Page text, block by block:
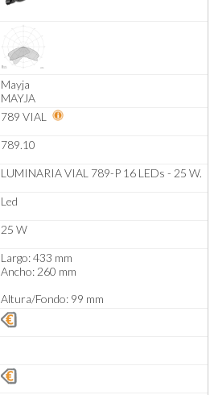
Mayja
MAYJA
789 VIAL
789.10
LUMINARIA VIAL 789-P 16 LEDs - 25 W.
Led
25 W
Largo: 433 mm
Ancho: 260 mm
Altura/Fondo: 99 mm